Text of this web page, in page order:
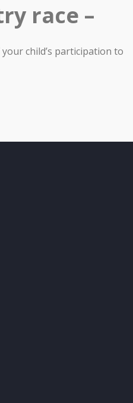
race –
child’s participation to